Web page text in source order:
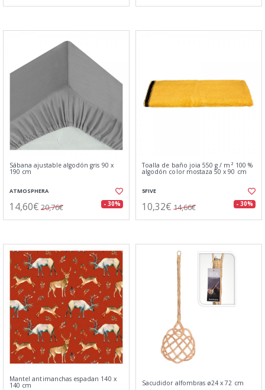
Sábana ajustable algodón gris 90 x
190 cm
ATMOSPHERA
14,60€ 20,76€ - 30%
Toalla de baño joia 550 g / m² 100 %
algodón color mostaza 50 x 90 cm
5FIVE
10,32€ 14,66€ - 30%
Mantel antimanchas espadan 140 x
140 cm Sacudidor alfombras ø24 x 72 cm